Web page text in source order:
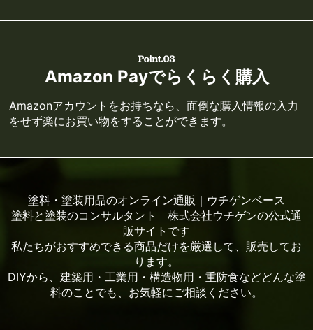
Amazon Payでらくらく購入
Amazonアカウントをお持ちなら、面倒な購入情報の入力
をせず楽にお買い物をすることができます。
塗料・塗装用品のオンライン通販｜ウチゲンベース
塗料と塗装のコンサルタント 株式会社ウチゲンの公式通
販サイトです
私たちがおすすめできる商品だけを厳選して、販売してお
ります。
DIYから、建築用・工業用・構造物用・重防食などどんな塗
料のことでも、お気軽にご相談ください。